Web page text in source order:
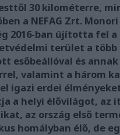
30 kilométerre,
a NEFAG Zrt.
2016-ban újította fel
terület a
esőbeállóval és
valamint a három
igazi erdei
a helyi élővilágot, az
az ország első
homályban élő, de